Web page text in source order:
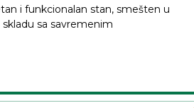
i funkcionalan stan, smešten u
sa savremenim